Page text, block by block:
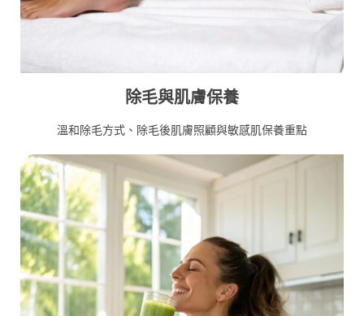
除毛與肌膚保養
溫和除毛方式、除毛後肌膚照顧與敏感肌保養重點